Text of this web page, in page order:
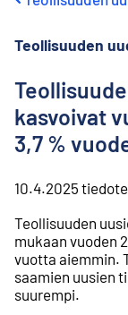
Teollisuuden
kasvoivat
3,7 %
10.4.2025 tiedote
Teollisuuden
mukaan vuoden
vuotta aiemmin.
saamien uusien
suurempi.